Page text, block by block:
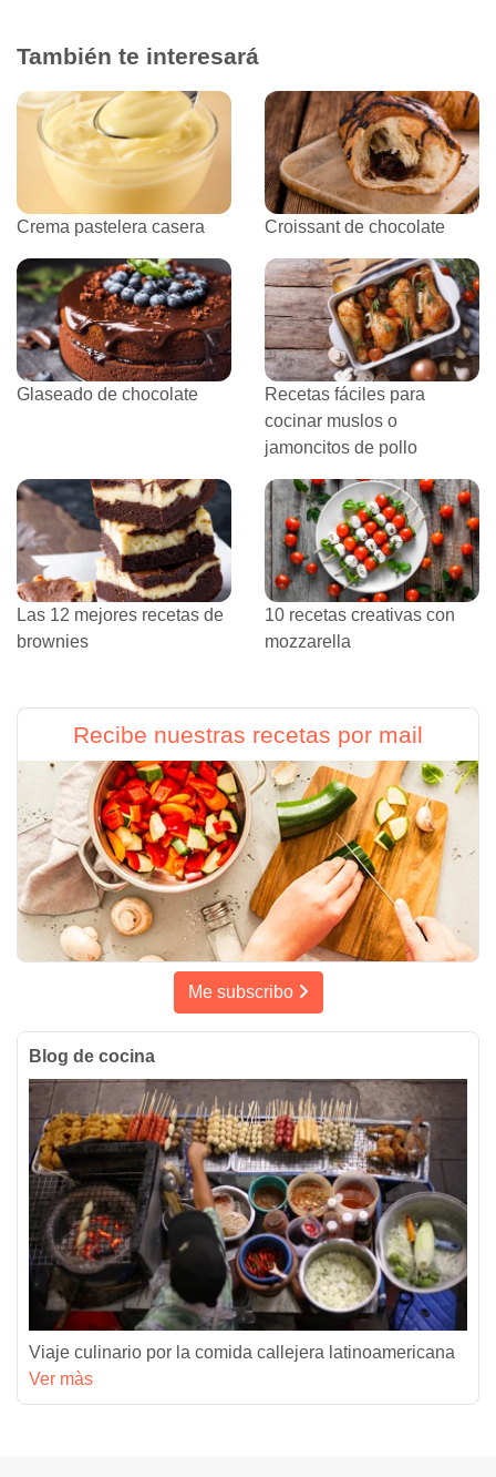
También te interesará
Crema pastelera casera Croissant de chocolate
Glaseado de chocolate
Recetas fáciles para
cocinar muslos o
jamoncitos de pollo
Las 12 mejores recetas de
brownies
10 recetas creativas con
mozzarella
Recibe nuestras recetas por mail
Me subscribo
Blog de cocina
Viaje culinario por la comida callejera latinoamericana
Ver màs